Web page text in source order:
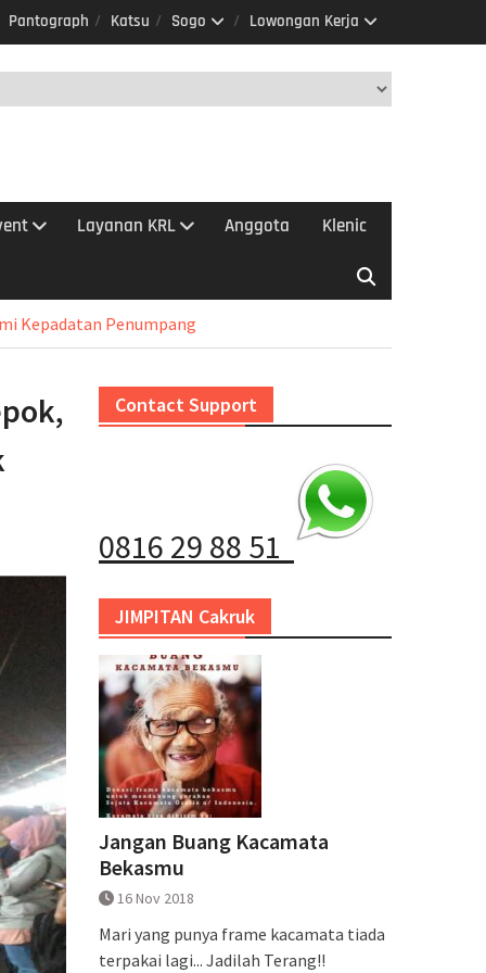
Pantograph Katsu Sogo Lowongan Kerja
Layanan KRL Anggota Klenic
Kepadatan Penumpang
Contact Support
0816 29 88 51
JIMPITAN Cakruk
Jangan Buang Kacamata
Bekasmu
16 Nov 2018
Mari yang punya frame kacamata tiada
terpakai lagi... Jadilah Terang!!